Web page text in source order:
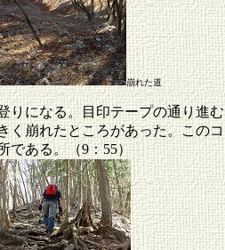
崩れた道
りになる。目印テープの通り進む
く崩れたところがあった。このコ
である。（9：55）